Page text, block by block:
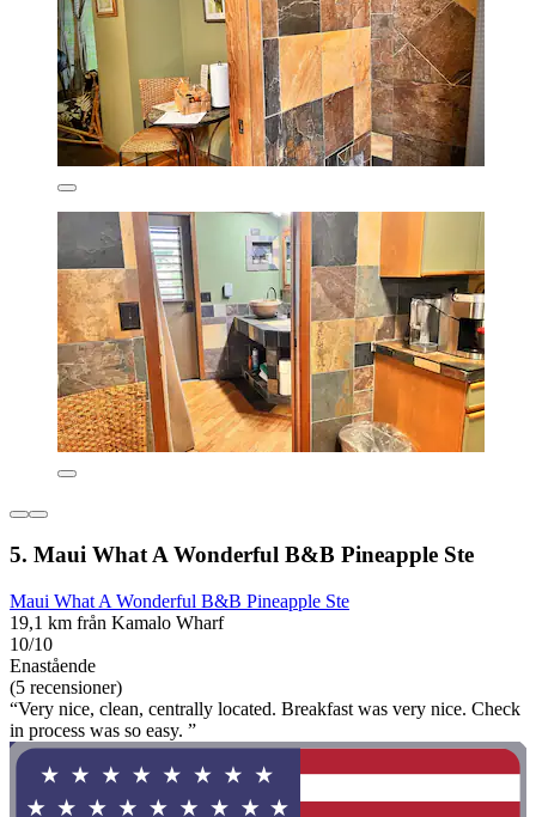
5. Maui What A Wonderful B&B Pineapple Ste
Maui What A Wonderful B&B Pineapple Ste
19,1 km från Kamalo Wharf
10/10
Enastående
(5 recensioner)
“Very nice, clean, centrally located. Breakfast was very nice. Check
in process was so easy. ”